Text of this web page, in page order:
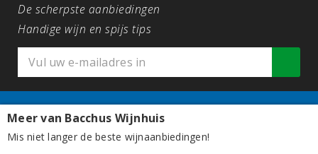
De scherpste aanbiedingen
Handige wijn en spijs tips
Contactgegevens
Bacchus Wijnhuis
Meer van Bacchus Wijnhuis
Mis niet langer de beste wijnaanbiedingen!